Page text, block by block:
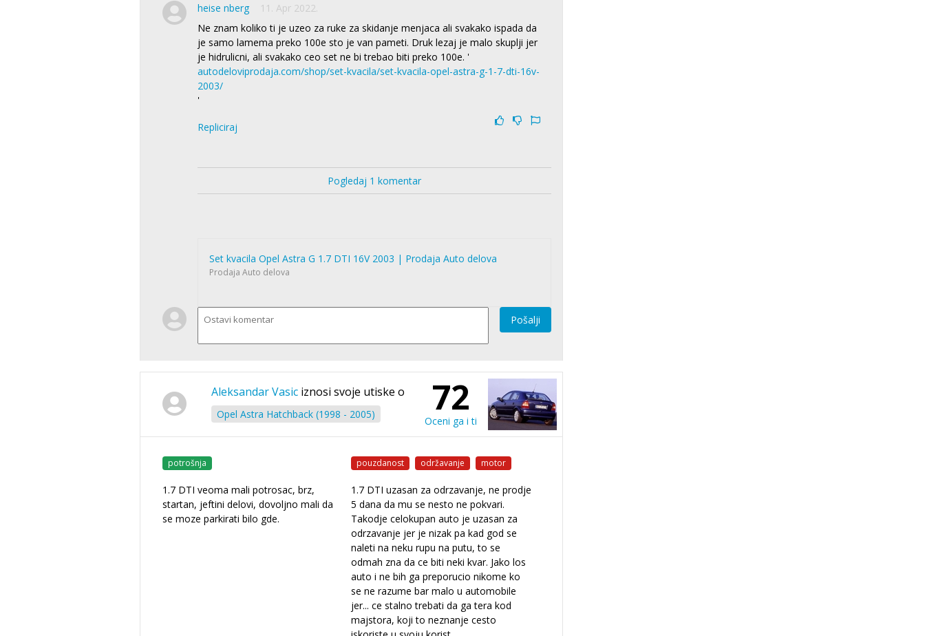
heise nberg
11. Apr 2022.
Ne znam koliko ti je uzeo za ruke za skidanje menjaca ali svakako ispada da
je samo lamema preko 100e sto je van pameti. Druk lezaj je malo skuplji jer
je hidrulicni, ali svakako ceo set ne bi trebao biti preko 100e. '
autodeloviprodaja.com/shop/set-kvacila/set-kvacila-opel-astra-g-1-7-dti-16v-
2003/
'
Repliciraj
Pogledaj 1 komentar
Set kvacila Opel Astra G 1.7 DTI 16V 2003 | Prodaja Auto delova
Prodaja Auto delova
Pošalji
Aleksandar Vasic iznosi svoje utiske o
Opel Astra Hatchback (1998 - 2005) 72
Oceni ga i ti
potrošnja
1.7 DTI veoma mali potrosac, brz,
startan, jeftini delovi, dovoljno mali da
se moze parkirati bilo gde.
pouzdanost održavanje motor
1.7 DTI uzasan za odrzavanje, ne prodje
5 dana da mu se nesto ne pokvari.
Takodje celokupan auto je uzasan za
odrzavanje jer je nizak pa kad god se
naleti na neku rupu na putu, to se
odmah zna da ce biti neki kvar. Jako los
auto i ne bih ga preporucio nikome ko
se ne razume bar malo u automobile
jer... ce stalno trebati da ga tera kod
majstora, koji to neznanje cesto